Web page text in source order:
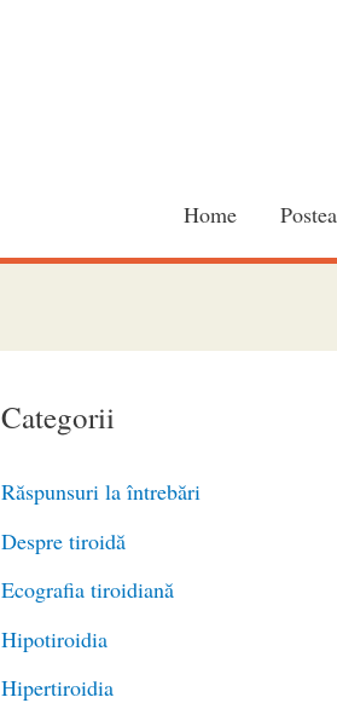
Home
Categorii
Răspunsuri la întrebări
Despre tiroidă
Ecografia tiroidiană
Hipotiroidia
Hipertiroidia